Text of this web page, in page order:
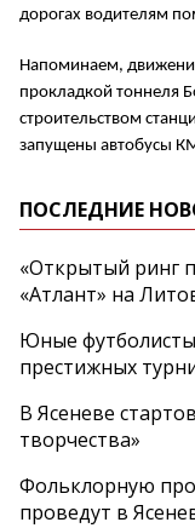
дорогах водителям
Напоминаем,
прокладкой тоннеля
строительством
запущены автобусы
ПОСЛЕДНИЕ
«Открытый ринг
«Атлант» на
Юные
престижных
В Ясеневе
творчества»
Фольклорную
проведут в